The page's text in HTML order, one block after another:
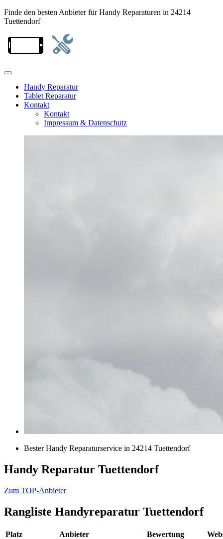
Finde den besten Anbieter für Handy Reparaturen in 24214
Tuettendorf
Handy Reparatur
Tablet Reparatur
Kontakt
Kontakt
Impressum & Datenschutz
Bester Handy Reparaturservice in 24214 Tuettendorf
Handy Reparatur Tuettendorf
Zum TOP-Anbieter
Rangliste Handyreparatur Tuettendorf
Platz Anbieter Bewertung